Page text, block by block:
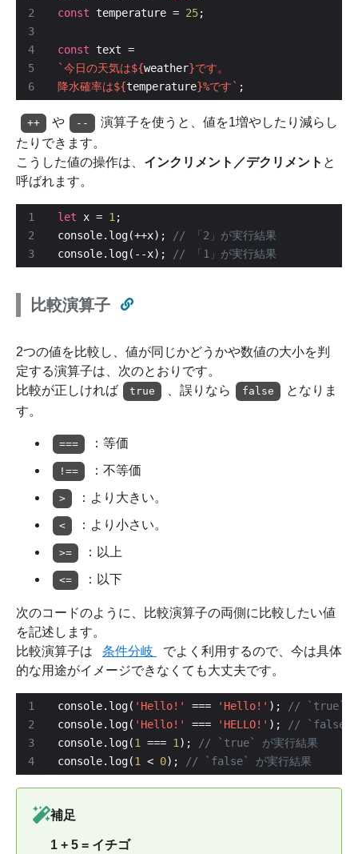
3
4
5
6
const temperature = 25
const
`今日の天気は${weather}
降水確率は${temperature}%です` ;
++ や --
演算子を使うと、値を1増やしたり減らし
たりできます。
こうした値の操作は、 インクリメント／デクリメント と
呼ばれます。
3
let x = 1
console.log(++x);
console.log(--x);
比較演算子
2つの値を比較し、値が同じかどうかや数値の大小を判
定する演算子は、次のとおりです。
比較が正しければ
true 、誤りなら false
となりま
す。
=== ：等価
!== ：不等価
> ：より大きい。
< ：より小さい。
>= ：以上
<= ：以下
次のコードのように、比較演算子の両側に比較したい値
を記述します。
比較演算子は
条件分岐
でよく利用するので、今は具体
的な用途がイメージできなくても大丈夫です。
3
4
console.log( 'Hello!' === 'Hello!' );
console.log( 'Hello!' === 'HELLO!' );
console.log(1 === 1 );
console.log(1 < 0);
補足
1 + 5 = イチゴ